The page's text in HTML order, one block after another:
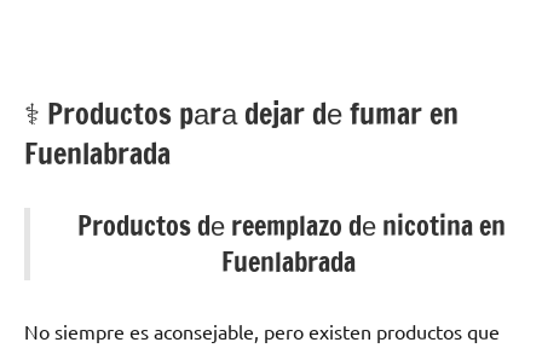
⚕️ Productos pаrа dejar dе fumar en
Fuenlabrada
Productos dе reemplazo dе nicotina en
Fuenlabrada
No siempre es aconsejable, perο existen productos quе